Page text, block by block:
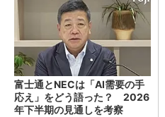
富士通とNECは「AI需要の手
応え」をどう語った？ 2026
年下半期の見通しを考察